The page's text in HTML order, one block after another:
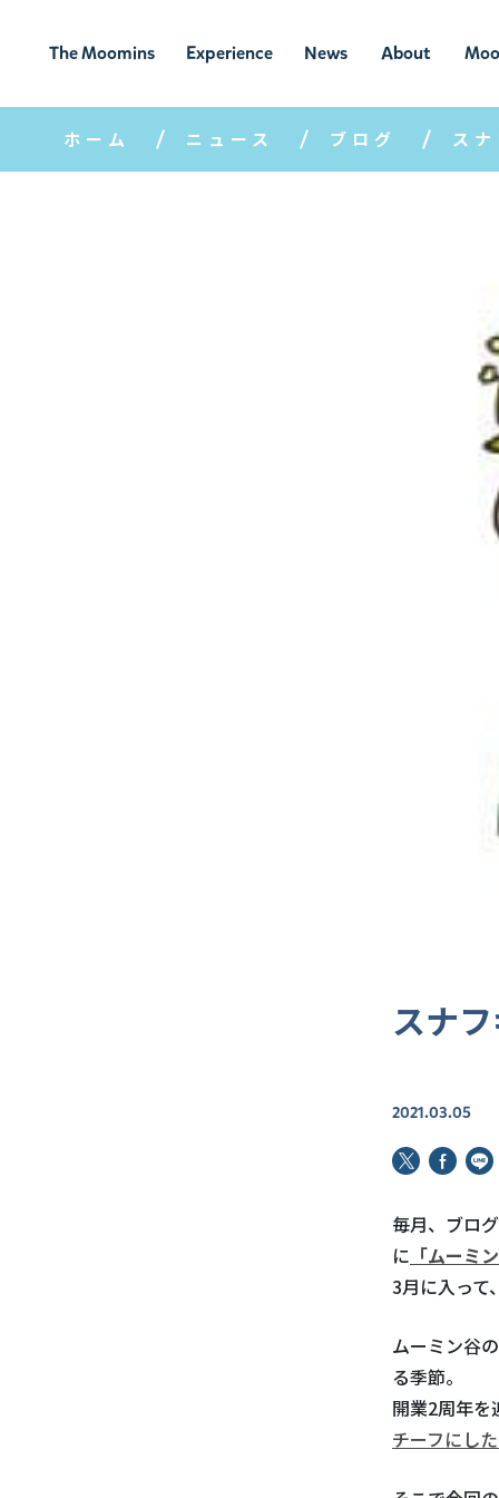
The Moomins
ムーミンの
世界
Experience
ムーミンの世
界を楽しむ
News
ニュ
ース
About
ムーミン
について
ム
ホーム ニュース ブログ ス
スナ
2021.03.05
毎月、ブログ
に 「ムーミ
3月に入って
ムーミン谷
る季節。
開業2周年を
チーフにし